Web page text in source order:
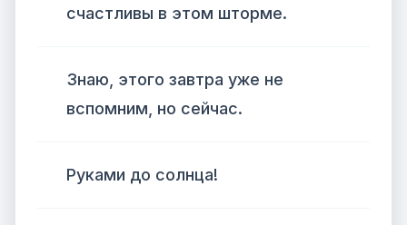
счастливы в этом шторме.
Знаю, этого завтра уже не
вспомним, но сейчас.
Руками до солнца!